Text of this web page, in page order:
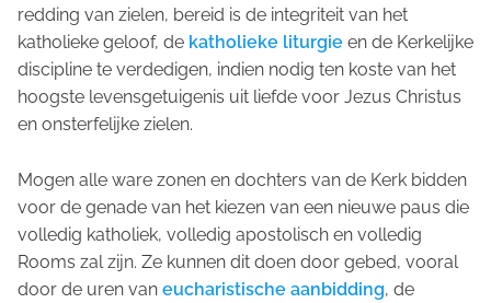
redding van zielen, bereid is de integriteit van het
katholieke geloof, de katholieke liturgie en de Kerkelijke
discipline te verdedigen, indien nodig ten koste van het
hoogste levensgetuigenis uit liefde voor Jezus Christus
en onsterfelijke zielen.
Mogen alle ware zonen en dochters van de Kerk bidden
voor de genade van het kiezen van een nieuwe paus die
volledig katholiek, volledig apostolisch en volledig
Rooms zal zijn. Ze kunnen dit doen door gebed, vooral
door de uren van eucharistische aanbidding, de